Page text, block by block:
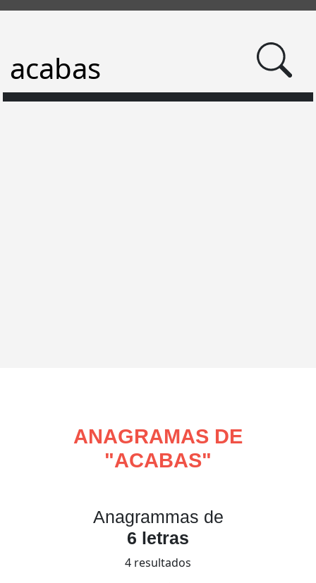
ANAGRAMAS DE
"ACABAS"
Anagrammas de
6 letras
4 resultados